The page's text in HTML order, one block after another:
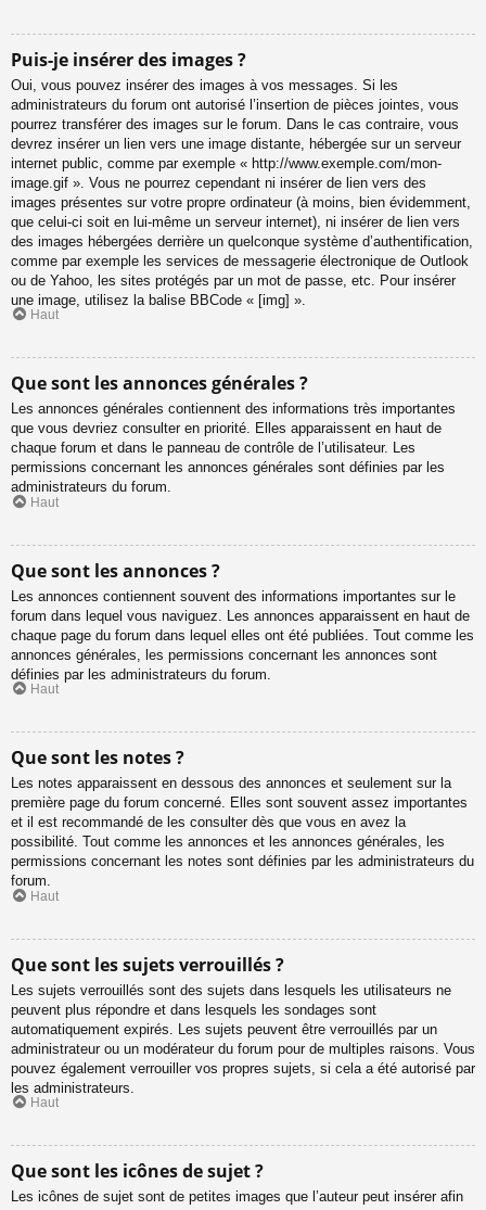
Puis-je insérer des images ?
Oui, vous pouvez insérer des images à vos messages. Si les
administrateurs du forum ont autorisé l’insertion de pièces jointes, vous
pourrez transférer des images sur le forum. Dans le cas contraire, vous
devrez insérer un lien vers une image distante, hébergée sur un serveur
internet public, comme par exemple « http://www.exemple.com/mon-
image.gif ». Vous ne pourrez cependant ni insérer de lien vers des
images présentes sur votre propre ordinateur (à moins, bien évidemment,
que celui-ci soit en lui-même un serveur internet), ni insérer de lien vers
des images hébergées derrière un quelconque système d’authentification,
comme par exemple les services de messagerie électronique de Outlook
ou de Yahoo, les sites protégés par un mot de passe, etc. Pour insérer
une image, utilisez la balise BBCode « [img] ».
Haut
Que sont les annonces générales ?
Les annonces générales contiennent des informations très importantes
que vous devriez consulter en priorité. Elles apparaissent en haut de
chaque forum et dans le panneau de contrôle de l’utilisateur. Les
permissions concernant les annonces générales sont définies par les
administrateurs du forum.
Haut
Que sont les annonces ?
Les annonces contiennent souvent des informations importantes sur le
forum dans lequel vous naviguez. Les annonces apparaissent en haut de
chaque page du forum dans lequel elles ont été publiées. Tout comme les
annonces générales, les permissions concernant les annonces sont
définies par les administrateurs du forum.
Haut
Que sont les notes ?
Les notes apparaissent en dessous des annonces et seulement sur la
première page du forum concerné. Elles sont souvent assez importantes
et il est recommandé de les consulter dès que vous en avez la
possibilité. Tout comme les annonces et les annonces générales, les
permissions concernant les notes sont définies par les administrateurs du
forum.
Haut
Que sont les sujets verrouillés ?
Les sujets verrouillés sont des sujets dans lesquels les utilisateurs ne
peuvent plus répondre et dans lesquels les sondages sont
automatiquement expirés. Les sujets peuvent être verrouillés par un
administrateur ou un modérateur du forum pour de multiples raisons. Vous
pouvez également verrouiller vos propres sujets, si cela a été autorisé par
les administrateurs.
Haut
Que sont les icônes de sujet ?
Les icônes de sujet sont de petites images que l’auteur peut insérer afin